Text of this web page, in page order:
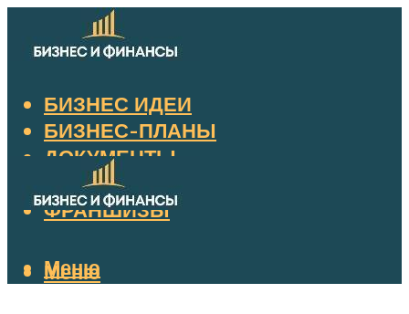
БИЗНЕС ИДЕИ
БИЗНЕС-ПЛАНЫ
ДОКУМЕНТЫ
НАЛОГИ
ФРАНШИЗЫ
Меню
Меню